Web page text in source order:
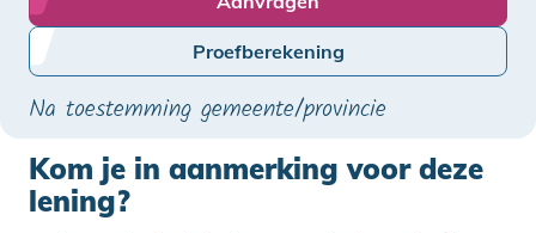
Proefberekening
Na toestemming gemeente/provincie
Kom je in aanmerking voor deze
lening?